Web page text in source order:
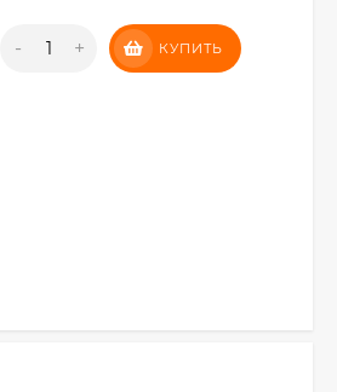
- + КУПИТЬ